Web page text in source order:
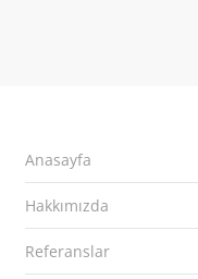
Anasayfa
Hakkımızda
Referanslar